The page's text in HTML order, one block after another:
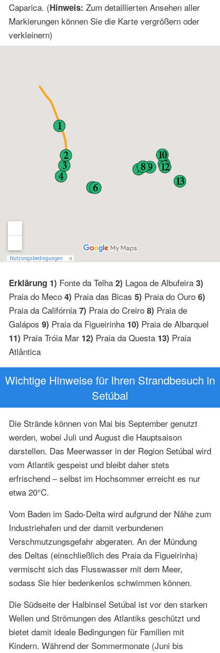
Caparica. (Hinweis: Zum detaillierten Ansehen aller
Markierungen können Sie die Karte vergrößern oder
verkleinern)
Erklärung 1) Fonte da Telha 2) Lagoa de Albufeira 3)
Praia do Meco 4) Praia das Bicas 5) Praia do Ouro 6)
Praia da Califórnia 7) Praia do Creiro 8) Praia de
Galápos 9) Praia da Figueirinha 10) Praia de Albarquel
11) Praia Tróia Mar 12) Praia da Questa 13) Praia
Atlântica
Wichtige Hinweise für Ihren Strandbesuch in
Setúbal
Die Strände können von Mai bis September genutzt
werden, wobei Juli und August die Hauptsaison
darstellen. Das Meerwasser in der Region Setúbal wird
vom Atlantik gespeist und bleibt daher stets
erfrischend – selbst im Hochsommer erreicht es nur
etwa 20°C.
Vom Baden im Sado-Delta wird aufgrund der Nähe zum
Industriehafen und der damit verbundenen
Verschmutzungsgefahr abgeraten. An der Mündung
des Deltas (einschließlich des Praia da Figueirinha)
vermischt sich das Flusswasser mit dem Meer,
sodass Sie hier bedenkenlos schwimmen können.
Die Südseite der Halbinsel Setúbal ist vor den starken
Wellen und Strömungen des Atlantiks geschützt und
bietet damit ideale Bedingungen für Familien mit
Kindern. Während der Sommermonate (Juni bis